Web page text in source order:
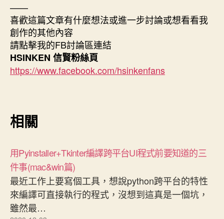
——
喜歡這篇文章有什麼想法或進一步討論或想看看我
創作的其他內容
請點擊我的FB討論區連結
HSINKEN 信賢粉絲頁
https://www.facebook.com/hsinkenfans
相關
用Pyinstaller+Tkinter編譯跨平台UI程式前要知道的三
件事(mac&win篇)
最近工作上要寫個工具，想說python跨平台的特性
來編譯可直接執行的程式，沒想到這真是一個坑，
雖然最…